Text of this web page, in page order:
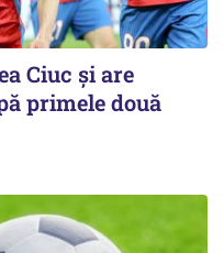
Ciuc şi are
primele două